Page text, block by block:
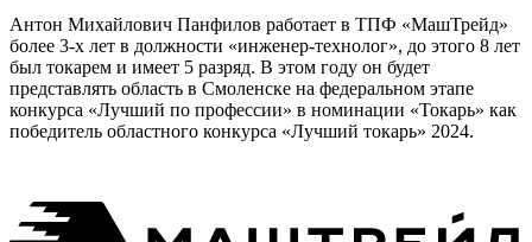
Антон Михайлович Панфилов работает в ТПФ «МашТрейд»
более 3-х лет в должности «инженер-технолог», до этого 8 лет
был токарем и имеет 5 разряд. В этом году он будет
представлять область в Смоленске на федеральном этапе
конкурса «Лучший по профессии» в номинации «Токарь» как
победитель областного конкурса «Лучший токарь» 2024.